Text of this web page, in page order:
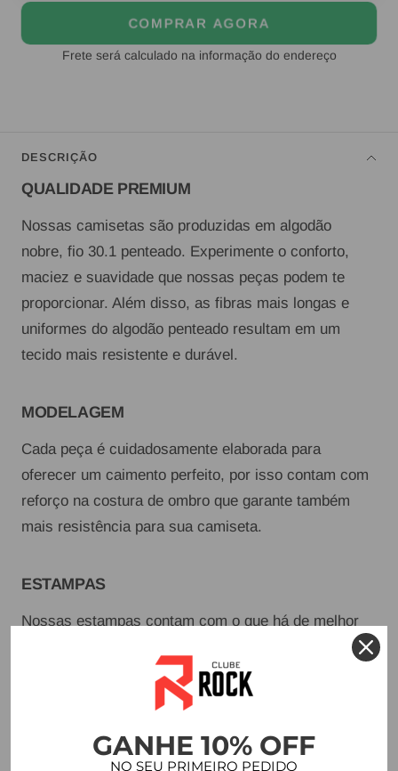
COMPRAR AGORA
Frete será calculado na informação do endereço
DESCRIÇÃO
QUALIDADE PREMIUM
Nossas camisetas são produzidas em algodão
nobre, fio 30.1 penteado. Experimente o conforto,
maciez e suavidade que nossas peças podem te
proporcionar. Além disso, as fibras mais longas e
uniformes do algodão penteado resultam em um
tecido mais resistente e durável.
MODELAGEM
Cada peça é cuidadosamente elaborada para
oferecer um caimento perfeito, por isso contam com
reforço na costura de ombro que garante também
mais resistência para sua camiseta.
ESTAMPAS
Nossas estampas contam com o que há de melhor
no mundo em matéria prima. Além de durabilidade,
proporcionam acabamento perfeito e a possibilidade
de variedade na hora de montar nossas coleções.
DETALHESGANHE 10% OFF
NO SEU PRIMEIRO PEDIDO